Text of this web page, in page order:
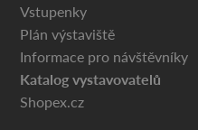
Vstupenky
Plán výstaviště
Informace pro návštěvníky
Katalog vystavovatelů
Shopex.cz